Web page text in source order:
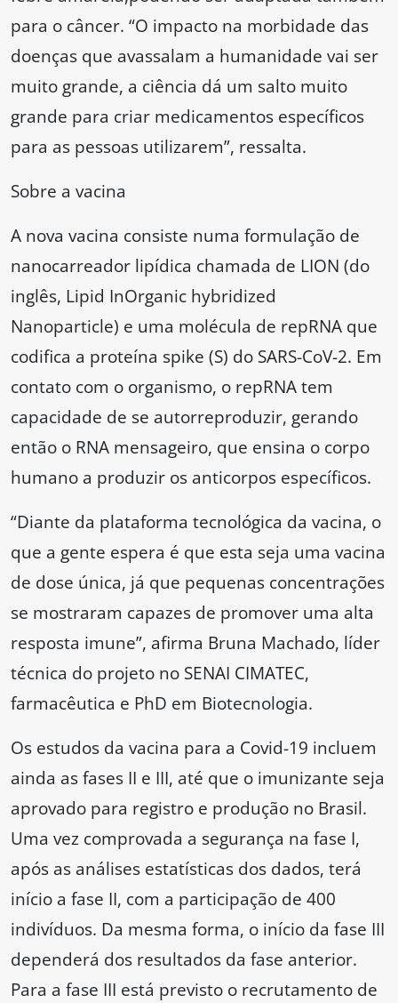
para o câncer. “O impacto na morbidade das
doenças que avassalam a humanidade vai ser
muito grande, a ciência dá um salto muito
grande para criar medicamentos específicos
para as pessoas utilizarem”, ressalta.
Sobre a vacina
A nova vacina consiste numa formulação de
nanocarreador lipídica chamada de LION (do
inglês, Lipid InOrganic hybridized
Nanoparticle) e uma molécula de repRNA que
codifica a proteína spike (S) do SARS-CoV-2. Em
contato com o organismo, o repRNA tem
capacidade de se autorreproduzir, gerando
então o RNA mensageiro, que ensina o corpo
humano a produzir os anticorpos específicos.
“Diante da plataforma tecnológica da vacina, o
que a gente espera é que esta seja uma vacina
de dose única, já que pequenas concentrações
se mostraram capazes de promover uma alta
resposta imune”, afirma Bruna Machado, líder
técnica do projeto no SENAI CIMATEC,
farmacêutica e PhD em Biotecnologia.
Os estudos da vacina para a Covid-19 incluem
ainda as fases II e III, até que o imunizante seja
aprovado para registro e produção no Brasil.
Uma vez comprovada a segurança na fase I,
após as análises estatísticas dos dados, terá
início a fase II, com a participação de 400
indivíduos. Da mesma forma, o início da fase III
dependerá dos resultados da fase anterior.
Para a fase III está previsto o recrutamento de